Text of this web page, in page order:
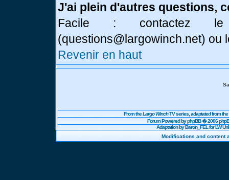
J'ai plein d'autres questions,
Facile : contactez
(questions@largowinch.net) ou
Revenir en haut
From theLargo WinchTV series, adaptated from
Forum Powered byphpBB� 2006
Adaptation by Baron_FEL for LW
Modifications and content